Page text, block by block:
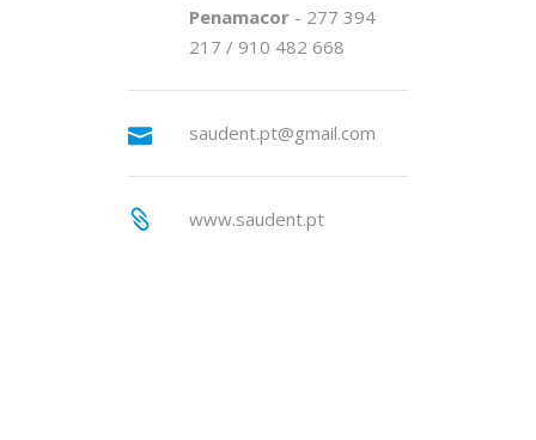
Penamacor - 277 394
217 / 910 482 668
saudent.pt@gmail.com
www.saudent.pt